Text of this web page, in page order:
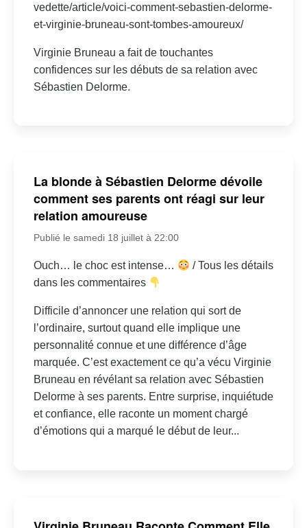
vedette/article/voici-comment-sebastien-delorme-
et-virginie-bruneau-sont-tombes-amoureux/
Virginie Bruneau a fait de touchantes
confidences sur les débuts de sa relation avec
Sébastien Delorme.
La blonde à Sébastien Delorme dévoile
comment ses parents ont réagi sur leur
relation amoureuse
Publié le samedi 18 juillet à 22:00
Ouch… le choc est intense…
/ Tous les détails
dans les commentaires
Difficile d’annoncer une relation qui sort de
l’ordinaire, surtout quand elle implique une
personnalité connue et une différence d’âge
marquée. C’est exactement ce qu’a vécu Virginie
Bruneau en révélant sa relation avec Sébastien
Delorme à ses parents. Entre surprise, inquiétude
et confiance, elle raconte un moment chargé
d’émotions qui a marqué le début de leur...